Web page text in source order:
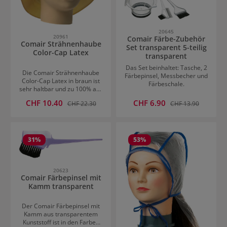
B. in Haarfärbemitteln
Praktische 100er-Packung –
immer griffbereit für Beruf &
Privathaushalt Ob beim
Färben oder bei der
Nagelpflege – mit Comair
Einweg-Handschuhen bleiben
deine Hände sauber und
geschützt.
20961
Comair Strähnenhaube
Color-Cap Latex
Die Comair Strähnenhaube
Color-Cap Latex in braun ist
sehr haltbar und zu 100% aus
Verkaufspreis:
CHF 10.40 Regulärer Preis:
CHF 22.30
20645
Comair Färbe-Zubehör
Set transparent 5-teilig
transparent
Das Set beinhaltet: Tasche, 2
Färbepinsel, Messbecher und
Färbeschale.
Verkaufspreis:
CHF 6.90 Regulärer Preis:
CHF 13.90
31%
20623
Comair Färbepinsel mit
Kamm transparent
Der Comair Färbepinsel mit
Kamm aus transparentem
Kunststoff ist in den Farben
53%